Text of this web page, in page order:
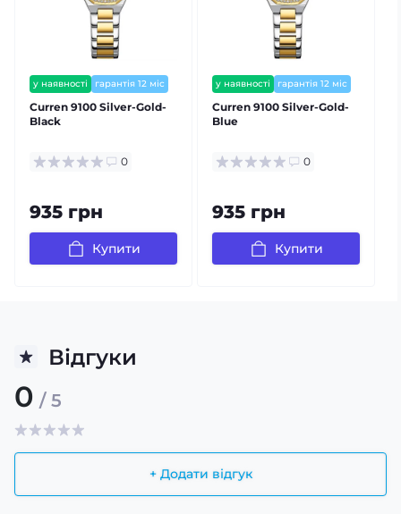
у наявності гарантія 12 міс
Curren 9100 Silver-Gold-
Black
0
935 грн
Купити
у наявності
гарантія 12 міс
залишилось мало
Curren 9100 Silver-Gold-
Blue
0
935 грн
Купити
Відгуки
0 / 5
+ Додати відгук